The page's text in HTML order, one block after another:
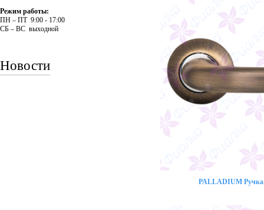
Режим работы:
ПH – ПT 9:00 - 17:00
CБ – BC выходной
Новости
PALLADIUM Ручка